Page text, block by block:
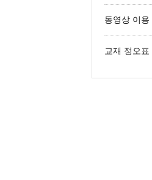
동영상 이용
교재 정오